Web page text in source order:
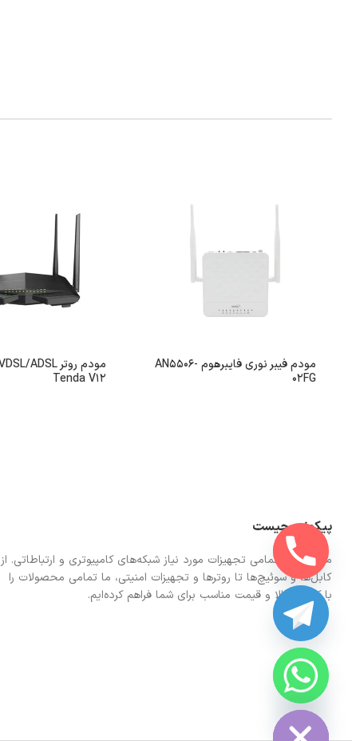
مودم فیبر نوری فایبرهوم AN5506-
02FG
Tenda V12
پیکونت چیست
ما در اینجا تمامی تجهیزات مورد نیاز شبکه‌های کامپیوتری و ارتباطاتی. از
کابل‌ها و سوئیچ‌ها تا روترها و تجهیزات امنیتی، ما تمامی محصولات را
با کیفیت بالا و قیمت مناسب برای شما فراهم کرده‌ایم.
HIDE
CHATY